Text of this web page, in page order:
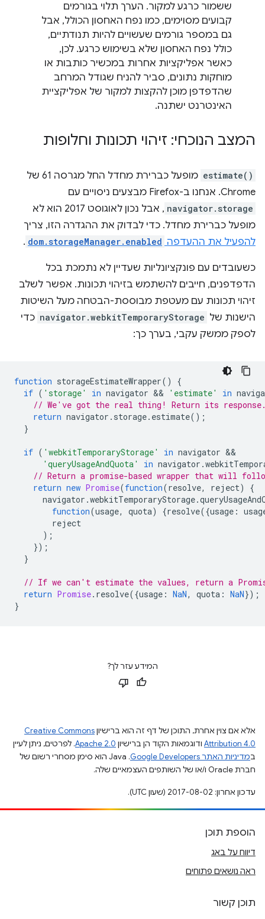
ששמור כרגע למקור. הערך תלוי בגורמים
קבועים מסוימים, כמו נפח האחסון הכולל, אבל
גם במספר גורמים שעשויים להיות תנודתיים,
כולל נפח האחסון שלא בשימוש כרגע. לכן,
כאשר אפליקציות אחרות במכשיר כותבות או
מוחקות נתונים, סביר להניח שגודל המרחב
שהדפדפן מוכן להקצות למקור של אפליקציית
האינטרנט ישתנה.
המצב הנוכחי: זיהוי תכונות וחלופות
estimate()
מופעל כברירת מחדל החל מגרסה 61 של
Chrome. אנחנו ב-Firefox מבצעים ניסויים עם
navigator.storage
, אבל נכון לאוגוסט 2017 הוא לא
מופעל כברירת מחדל. כדי לבדוק את ההגדרה הזו, צריך
להפעיל את ההעדפה dom.storageManager.enabled
.
כשעובדים עם פונקציונליות שעדיין לא נתמכת בכל
הדפדפנים, חייבים להשתמש בזיהוי תכונות. אפשר לשלב
זיהוי תכונות עם מעטפת מבוססת-הבטחה מעל השיטות
הישנות של navigator.webkitTemporaryStorage כדי
לספק ממשק עקבי, בערך כך:
function storageEstimateWrapper()
{
if ( 'storage' in navigator && 'estimate' in
// We've got the real thing! Return its
return navigator . storage. estimate();
}
if ( 'webkitTemporaryStorage' in navigator
'queryUsageAndQuota'
in navigator .
// Return a promise-based wrapper that will
return new Promise(function(resolve, reject)
{
navigator .webkitTemporaryStorage.
function(usage, quota) {resolve({usage :
reject
);
});
}
// If we can't estimate the values, return a
return Promise. resolve({usage : NaN, quota : NaN});
}
המידע עזר לך?
אלא אם צוין אחרת, התוכן של דף זה הוא ברישיוןCreative Commons
Attribution 4.0 ודוגמאות הקוד הן ברישיון Apache 2.0. לפרטים, ניתן לעיין
במדיניות האתר Google Developers‏
.‏ Java הוא סימן מסחרי רשום של
חברת Oracle ו/או של השותפים העצמאיים שלה.
עדכון אחרון: 2017-08-02 (שעון UTC).
הוספת תוכן
דיווח על באג
ראה נושאים פתוחים
תוכן קשור